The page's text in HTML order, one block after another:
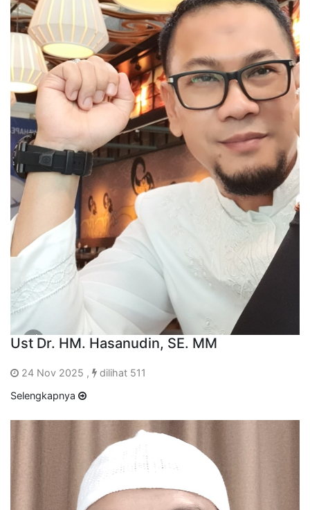
Ust Dr. HM. Hasanudin, SE. MM
24 Nov 2025 ,
dilihat 511
Selengkapnya